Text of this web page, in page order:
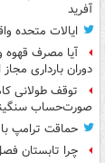
آفرید
ایالات متحده
آیا مصرف قهوه
دوران بارداری
توقف طولانی
صورت‌حساب
حماقت ترامپ
چرا تابستان